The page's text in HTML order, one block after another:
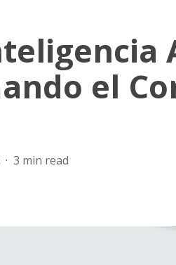
el
3 min read